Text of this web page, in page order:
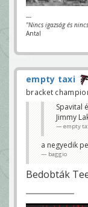
---
"Nincs igazság és
Antal
empty taxi
bracket
Spavital
Jimmy
empty
a negyedik
baggio
Bedobták